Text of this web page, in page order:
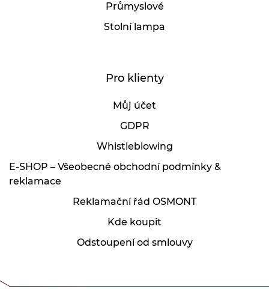
Průmyslové
Stolní lampa
Pro klienty
Můj účet
GDPR
Whistleblowing
E-SHOP – Všeobecné obchodní podmínky &
reklamace
Reklamační řád OSMONT
Kde koupit
Odstoupení od smlouvy